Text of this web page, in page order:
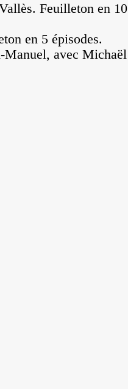
Feuilleton en 10
en 5 épisodes.
Manuel, avec Michaël